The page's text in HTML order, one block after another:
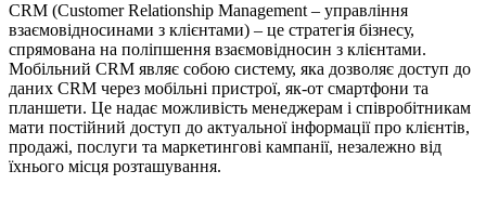
CRM (Customer Relationship Management – управління
взаємовідносинами з клієнтами) – це стратегія бізнесу,
спрямована на поліпшення взаємовідносин з клієнтами.
Мобільний CRM являє собою систему, яка дозволяє доступ до
даних CRM через мобільні пристрої, як-от смартфони та
планшети. Це надає можливість менеджерам і співробітникам
мати постійний доступ до актуальної інформації про клієнтів,
продажі, послуги та маркетингові кампанії, незалежно від
їхнього місця розташування.